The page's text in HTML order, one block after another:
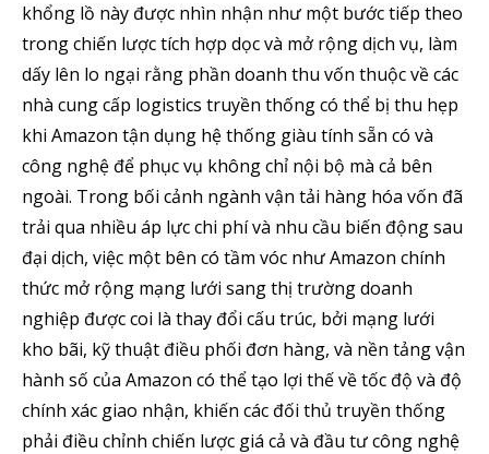
khổng lồ này được nhìn nhận như một bước tiếp theo
trong chiến lược tích hợp dọc và mở rộng dịch vụ, làm
dấy lên lo ngại rằng phần doanh thu vốn thuộc về các
nhà cung cấp logistics truyền thống có thể bị thu hẹp
khi Amazon tận dụng hệ thống giàu tính sẵn có và
công nghệ để phục vụ không chỉ nội bộ mà cả bên
ngoài. Trong bối cảnh ngành vận tải hàng hóa vốn đã
trải qua nhiều áp lực chi phí và nhu cầu biến động sau
đại dịch, việc một bên có tầm vóc như Amazon chính
thức mở rộng mạng lưới sang thị trường doanh
nghiệp được coi là thay đổi cấu trúc, bởi mạng lưới
kho bãi, kỹ thuật điều phối đơn hàng, và nền tảng vận
hành số của Amazon có thể tạo lợi thế về tốc độ và độ
chính xác giao nhận, khiến các đối thủ truyền thống
phải điều chỉnh chiến lược giá cả và đầu tư công nghệ